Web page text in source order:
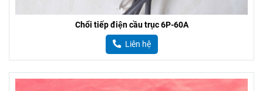
Chổi tiếp điện cầu trục 6P-60A
Liên hệ